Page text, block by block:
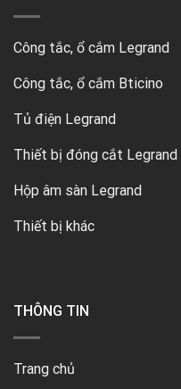
Công tắc, ổ cắm Legrand
Công tắc, ổ cắm Bticino
Tủ điện Legrand
Thiết bị đóng cắt Legrand
Hộp âm sàn Legrand
Thiết bị khác
THÔNG TIN
Trang chủ